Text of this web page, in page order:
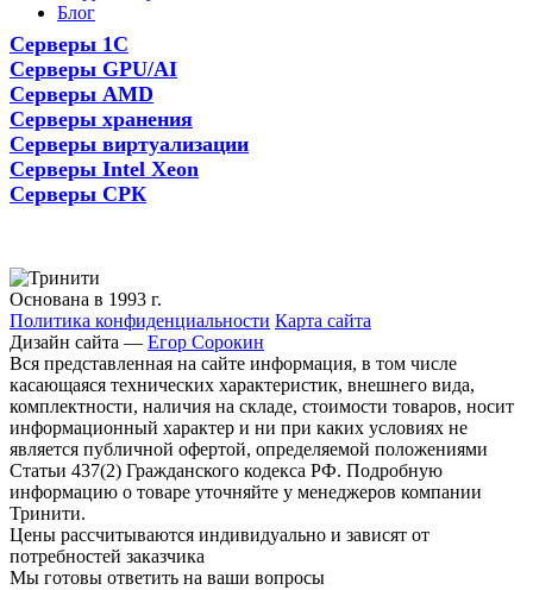
Блог
Серверы 1С
Серверы GPU/AI
Серверы AMD
Серверы хранения
Серверы виртуализации
Серверы Intel Xeon
Серверы СРК
Основана в 1993 г.
Политика конфиденциальности Карта сайта
Дизайн сайта — Егор Сорокин
Вся представленная на сайте информация, в том числе
касающаяся технических характеристик, внешнего вида,
комплектности, наличия на складе, стоимости товаров, носит
информационный характер и ни при каких условиях не
является публичной офертой, определяемой положениями
Статьи 437(2) Гражданского кодекса РФ. Подробную
информацию о товаре уточняйте у менеджеров компании
Тринити.
Цены рассчитываются индивидуально и зависят от
потребностей заказчика
Мы готовы ответить на ваши вопросы